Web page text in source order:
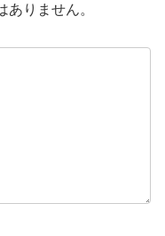
ありません。